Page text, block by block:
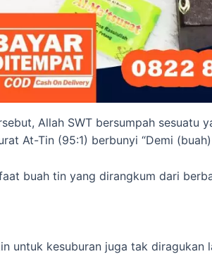
Allah SWT bersumpah sesuatu
At-Tin (95:1) berbunyi “Demi
buah tin yang dirangkum dari
untuk kesuburan juga tak diragukan